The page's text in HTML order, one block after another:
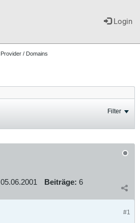
Login
Provider / Domains
Filter
05.06.2001 Beiträge: 6
#1